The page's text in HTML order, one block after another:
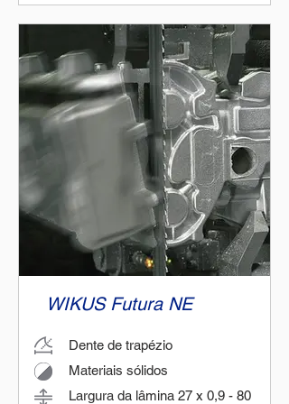
WIKUS Futura NE
Dente de trapézio
Materiais sólidos
Largura da lâmina 27 x 0,9 - 80